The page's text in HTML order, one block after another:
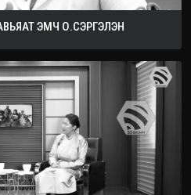
ЭМЧ О.СЭРГЭЛЭН